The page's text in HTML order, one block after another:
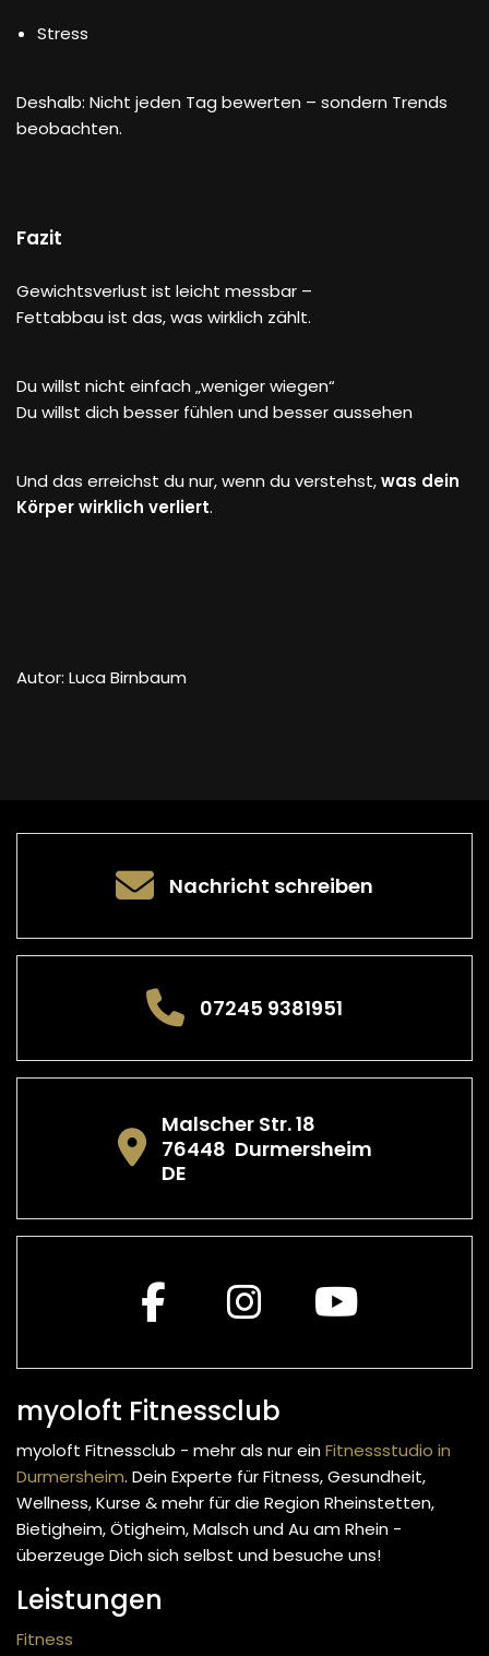
Stress
Deshalb: Nicht jeden Tag bewerten – sondern Trends
beobachten.
Fazit
Gewichtsverlust ist leicht messbar –
Fettabbau ist das, was wirklich zählt.
Du willst nicht einfach „weniger wiegen“
Du willst dich besser fühlen und besser aussehen
Und das erreichst du nur, wenn du verstehst,was dein
Körper wirklich verliert.
Autor: Luca Birnbaum
Nachricht schreiben
07245 9381951
Malscher Str. 18
76448 Durmersheim
DE
myoloft Fitnessclub
myoloft Fitnessclub - mehr als nur einFitnessstudio in
Durmersheim. Dein Experte für Fitness, Gesundheit,
Wellness, Kurse & mehr für die Region Rheinstetten,
Bietigheim, Ötigheim, Malsch und Au am Rhein -
überzeuge Dich sich selbst und besuche uns!
Leistungen
Fitness